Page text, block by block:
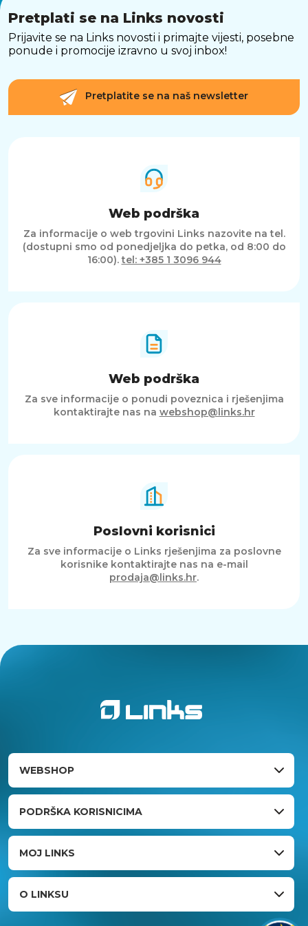
Pretplati se na Links novosti
Prijavite se na Links novosti i primajte vijesti, posebne
ponude i promocije izravno u svoj inbox!
Pretplatite se na naš newsletter
Web podrška
Za informacije o web trgovini Links nazovite na tel.
(dostupni smo od ponedjeljka do petka, od 8:00 do
16:00).tel: +385 1 3096 944
Web podrška
Za sve informacije o ponudi poveznica i rješenjima
kontaktirajte nas na webshop@links.hr
Poslovni korisnici
Za sve informacije o Links rješenjima za poslovne
korisnike kontaktirajte nas na e-mail
prodaja@links.hr.
WEBSHOP
PODRŠKA KORISNICIMA
MOJ LINKS
O LINKSU